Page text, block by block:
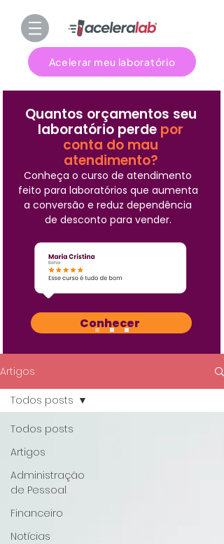
Acelerar meu laboratório
Quantos orçamentos seu
laboratório perde por
conta do mau
atendimento?
Conheça o curso de atendimento
feito para laboratórios que aumenta
a conversão e reduz dependência
de desconto para vender.
Conhecer
Artigos
Todos posts
Artigos
Administração
de Pessoal
Financeiro
Notícias
Todos posts